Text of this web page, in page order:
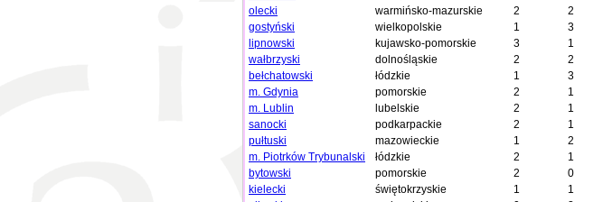
olecki
warmińsko-mazurskie 2 2
gostyński
wielkopolskie 1 3
lipnowski
kujawsko-pomorskie 3 1
wałbrzyski
dolnośląskie 2 2
bełchatowski
łódzkie 1 3
m. Gdynia
pomorskie 2 1
m. Lublin
lubelskie 2 1
sanocki
podkarpackie 2 1
pułtuski
mazowieckie 1 2
m. Piotrków Trybunalski
łódzkie 2 1
bytowski
pomorskie 2 0
kielecki
świętokrzyskie 1 1